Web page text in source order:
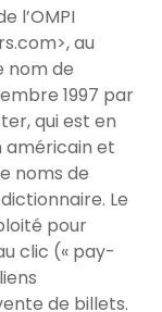
l’OMPI
au
nom de
1997 par
qui est en
américain et
noms de
Le
pour
clic (« pay-
de billets.